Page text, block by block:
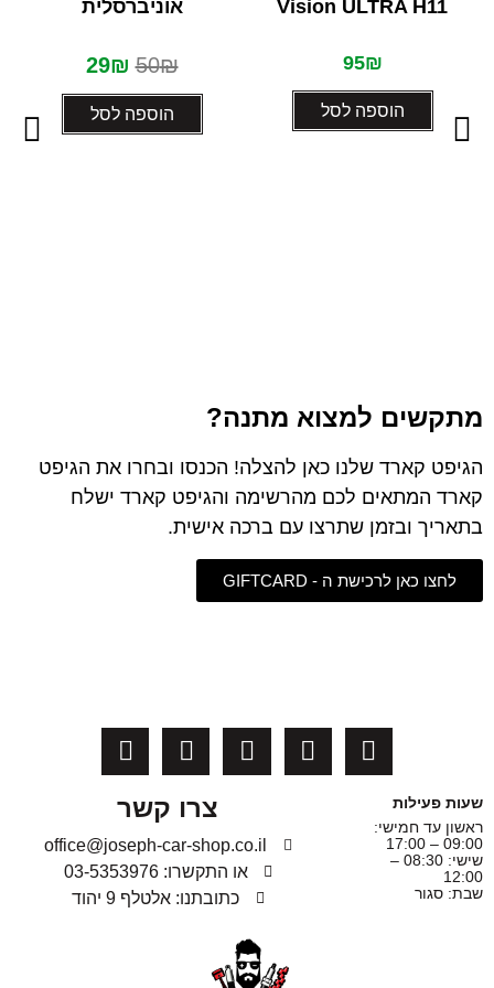
Vision ULTRA H11
95₪
הוספה לסל
מתוך
אוניברסלית
50₪
29₪
הוספה לסל
מתוך
מתקשים למצוא מתנה?
הגיפט קארד שלנו כאן להצלה! הכנסו ובחרו את הגיפט
קארד המתאים לכם מהרשימה והגיפט קארד ישלח
בתאריך ובזמן שתרצו עם ברכה אישית.
לחצו כאן לרכישת ה - GIFTCARD
שעות פעילות
ראשון עד חמישי:
09:00 – 17:00
שישי: 08:30 –
12:00
שבת: סגור
צרו קשר
office@joseph-car-shop.co.il
או התקשרו: 03-5353976
כתובתנו: אלטלף 9 יהוד